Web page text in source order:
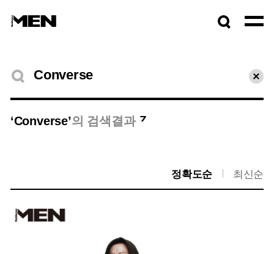
검색결과
초기
‘Converse’의 검색결과 7
정확도순 최신순